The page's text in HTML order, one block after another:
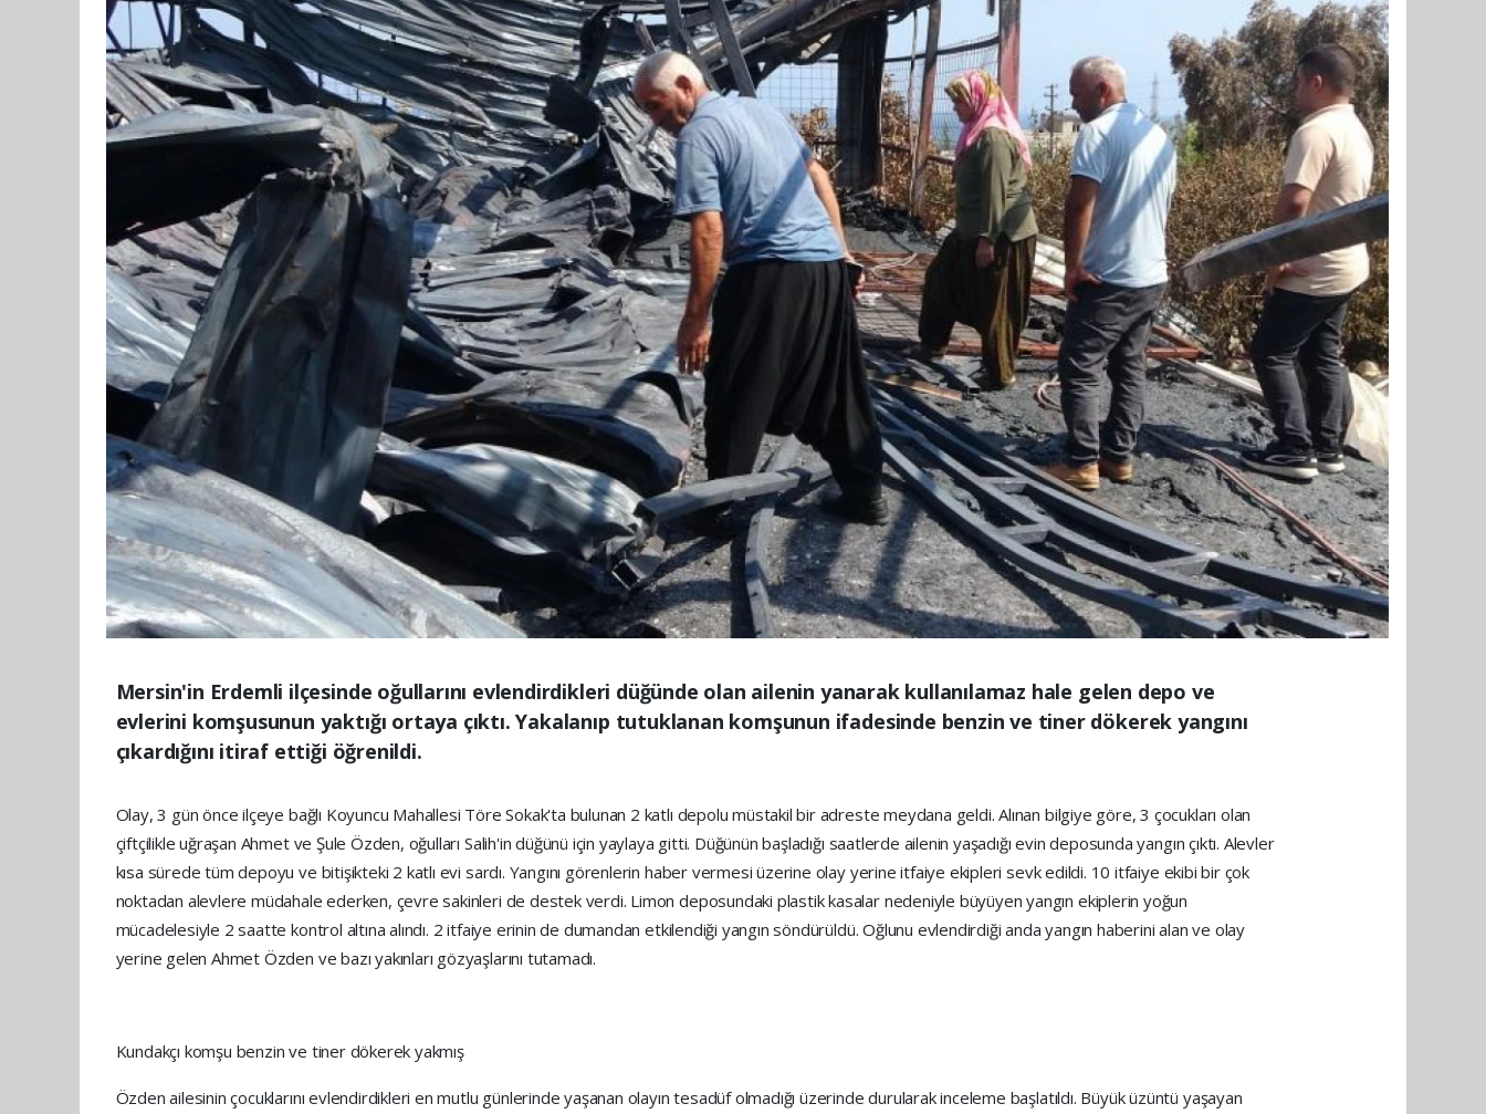
Mersin'in Erdemli ilçesinde oğullarını evlendirdikleri düğünde olan ailenin yanarak kullanılamaz hale gelen depo ve
evlerini komşusunun yaktığı ortaya çıktı. Yakalanıp tutuklanan komşunun ifadesinde benzin ve tiner dökerek yangını
çıkardığını itiraf ettiği öğrenildi.
Olay, 3 gün önce ilçeye bağlı Koyuncu Mahallesi Töre Sokak'ta bulunan 2 katlı depolu müstakil bir adreste meydana geldi. Alınan bilgiye göre, 3 çocukları olan
çiftçilikle uğraşan Ahmet ve Şule Özden, oğulları Salih'in düğünü için yaylaya gitti. Düğünün başladığı saatlerde ailenin yaşadığı evin deposunda yangın çıktı. Alevler
kısa sürede tüm depoyu ve bitişikteki 2 katlı evi sardı. Yangını görenlerin haber vermesi üzerine olay yerine itfaiye ekipleri sevk edildi. 10 itfaiye ekibi bir çok
noktadan alevlere müdahale ederken, çevre sakinleri de destek verdi. Limon deposundaki plastik kasalar nedeniyle büyüyen yangın ekiplerin yoğun
mücadelesiyle 2 saatte kontrol altına alındı. 2 itfaiye erinin de dumandan etkilendiği yangın söndürüldü. Oğlunu evlendirdiği anda yangın haberini alan ve olay
yerine gelen Ahmet Özden ve bazı yakınları gözyaşlarını tutamadı.
Kundakçı komşu benzin ve tiner dökerek yakmış
Özden ailesinin çocuklarını evlendirdikleri en mutlu günlerinde yaşanan olayın tesadüf olmadığı üzerinde durularak inceleme başlatıldı. Büyük üzüntü yaşayan